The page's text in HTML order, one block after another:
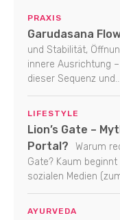
PRAXIS
Garudasana
und Stabilität,
innere Ausrichtung
dieser Sequenz und...
LIFESTYLE
Lion’s Gate –
Portal?
Warum
Gate? Kaum
sozialen Medien
AYURVEDA